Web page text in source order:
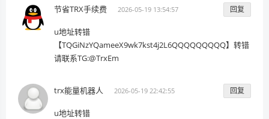
节省TRX手续费 2026-05-19 13:54:57 回复
u地址转错
【TQGiNzYQameeX9wk7kst4j2L6QQQQQQQQQ】转错
请联系TG:@TrxEm
trx能量机器人 2026-05-19 22:42:55 回复
u地址转错